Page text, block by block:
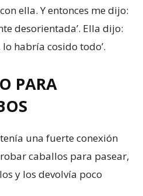
ella. Y entonces me dijo:
desorientada’. Ella dijo:
habría cosido todo’.
PARA
una fuerte conexión
caballos para pasear,
y los devolvía poco